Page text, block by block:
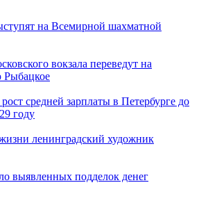
на Всемирной шахматной
вокзала переведут на
средней зарплаты в Петербурге до
году
ленинградский художник
выявленных подделок денег